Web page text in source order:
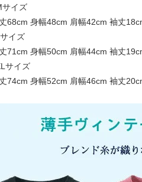
サイズ
68cm 身幅48cm 肩幅42cm 袖丈
イズ
71cm 身幅50cm 肩幅44cm 袖丈
サイズ
74cm 身幅52cm 肩幅46cm 袖丈